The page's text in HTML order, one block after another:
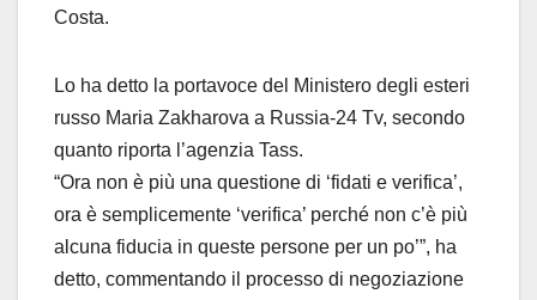
Costa.
Lo ha detto la portavoce del Ministero degli esteri
russo Maria Zakharova a Russia-24 Tv, secondo
quanto riporta l’agenzia Tass.
“Ora non è più una questione di ‘fidati e verifica’,
ora è semplicemente ‘verifica’ perché non c’è più
alcuna fiducia in queste persone per un po’”, ha
detto, commentando il processo di negoziazione